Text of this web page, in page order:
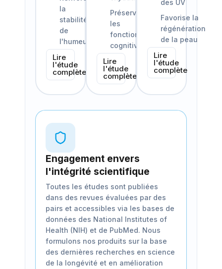
la
stabilité
de
l'humeur
Lire
l'étude
complète
Préserve
les
fonctions
cognitives
Lire
l'étude
complète
des UV
Favorise la
régénération
de la peau
Lire
l'étude
complète
Engagement envers
l'intégrité scientifique
Toutes les études sont publiées
dans des revues évaluées par des
pairs et accessibles via les bases de
données des National Institutes of
Health (NIH) et de PubMed. Nous
formulons nos produits sur la base
des dernières recherches en science
de la longévité et en amélioration